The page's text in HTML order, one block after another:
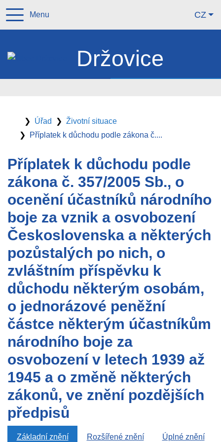
Menu CZ
Držovice
Úvodní
stránka
Úřad
Životní situace
Příplatek k důchodu podle zákona č....
Příplatek k důchodu podle
zákona č. 357/2005 Sb., o
ocenění účastníků národního
boje za vznik a osvobození
Československa a některých
pozůstalých po nich, o
zvláštním příspěvku k
důchodu některým osobám,
o jednorázové peněžní
částce některým účastníkům
národního boje za
osvobození v letech 1939 až
1945 a o změně některých
zákonů, ve znění pozdějších
předpisů
Základní znění Rozšířené znění Úplné znění